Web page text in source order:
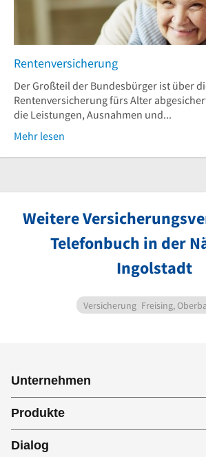
Rentenversicherung
Der Großteil der Bundesbürger ist über
Rentenversicherung fürs Alter
die Leistungen, Ausnahmen und...
Mehr lesen
Weitere
Telefonbuch in der
Ingolstadt
Versicherung Freising,
Unternehmen
Produkte
Dialog